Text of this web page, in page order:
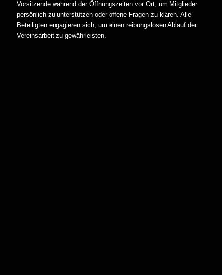
Vorsitzende während der Öffnungszeiten vor Ort, um Mitglieder
persönlich zu unterstützen oder offene Fragen zu klären. Alle
Beteiligten engagieren sich, um einen reibungslosen Ablauf der
Vereinsarbeit zu gewährleisten.